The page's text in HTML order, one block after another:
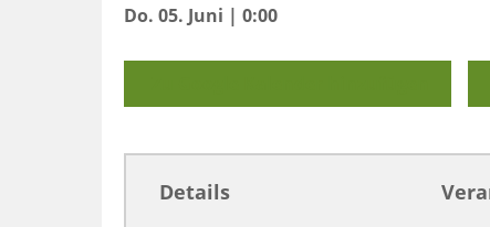
Do. 05. Juni | 0:00
Details